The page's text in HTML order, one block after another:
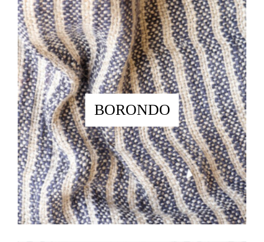
BORONDO